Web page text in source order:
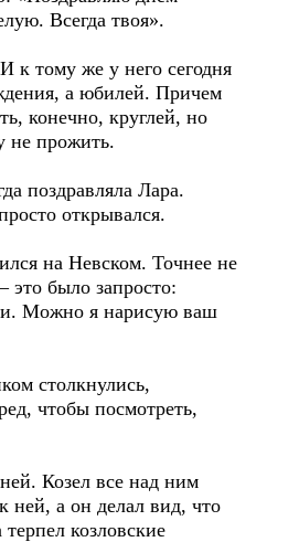
Всегда твоя».
к тому же у него сегодня
а юбилей. Причем
конечно, круглей, но
не прожить.
поздравляла Лара.
открывался.
на Невском. Точнее не
это было запросто:
Можно я нарисую ваш
столкнулись,
чтобы посмотреть,
Козел все над ним
ней, а он делал вид, что
козловские